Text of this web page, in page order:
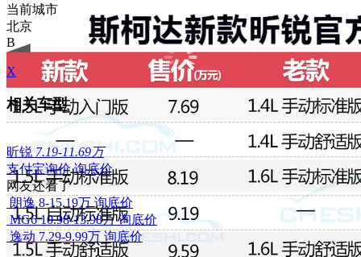
当前城市
北京
B
X
相关车型
昕锐 7.19-11.69万
支付宝询价 询底价
网友还看了
朗逸 8-15.19万 询底价
MG6 10.98-13.98万 询底价
逸动 7.29-9.99万 询底价